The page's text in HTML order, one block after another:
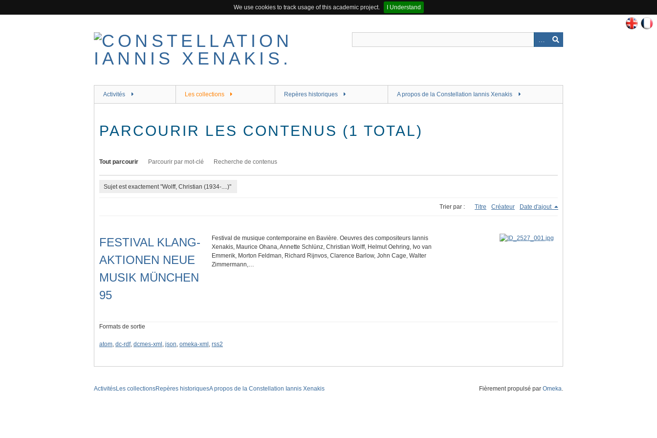
We use cookies to track usage of this academic project.
I Understand
Activités Les collections Repères historiques A propos de la Constellation Iannis Xenakis
PARCOURIR LES CONTENUS (1 TOTAL)
Tout parcourir Parcourir par mot-clé Recherche de contenus
Sujet est exactement "Wolff, Christian (1934-....)"
Trier par : Titre Créateur Date d'ajout
FESTIVAL KLANG-
AKTIONEN NEUE
MUSIK MÜNCHEN
95
Festival de musique contemporaine en Bavière. Oeuvres des compositeurs Iannis
Xenakis, Maurice Ohana, Annette Schlünz, Christian Wolff, Helmut Oehring, Ivo van
Emmerik, Morton Feldman, Richard Rijnvos, Clarence Barlow, John Cage, Walter
Zimmermann,…
Formats de sortie
atom, dc-rdf, dcmes-xml , json, omeka-xml , rss2
ActivitésLes collectionsRepères historiquesA propos de la Constellation Iannis Xenakis Fièrement propulsé par Omeka.